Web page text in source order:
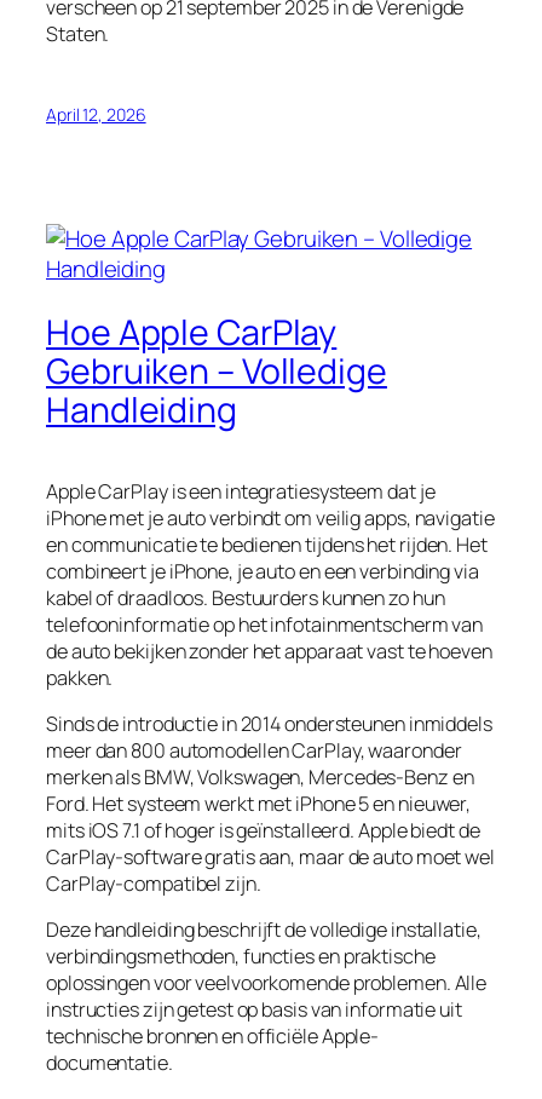
verscheen op 21 september 2025 in de Verenigde
Staten.
April 12, 2026
Hoe Apple CarPlay
Gebruiken – Volledige
Handleiding
Apple CarPlay is een integratiesysteem dat je
iPhone met je auto verbindt om veilig apps, navigatie
en communicatie te bedienen tijdens het rijden. Het
combineert je iPhone, je auto en een verbinding via
kabel of draadloos. Bestuurders kunnen zo hun
telefooninformatie op het infotainmentscherm van
de auto bekijken zonder het apparaat vast te hoeven
pakken.
Sinds de introductie in 2014 ondersteunen inmiddels
meer dan 800 automodellen CarPlay, waaronder
merken als BMW, Volkswagen, Mercedes-Benz en
Ford. Het systeem werkt met iPhone 5 en nieuwer,
mits iOS 7.1 of hoger is geïnstalleerd. Apple biedt de
CarPlay-software gratis aan, maar de auto moet wel
CarPlay-compatibel zijn.
Deze handleiding beschrijft de volledige installatie,
verbindingsmethoden, functies en praktische
oplossingen voor veelvoorkomende problemen. Alle
instructies zijn getest op basis van informatie uit
technische bronnen en officiële Apple-
documentatie.